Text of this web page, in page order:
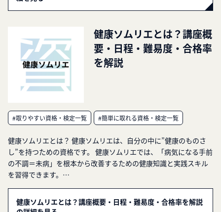
健康ソムリエとは？講座概
要・日程・難易度・合格率
を解説
#取りやすい資格・検定一覧 #簡単に取れる資格・検定一覧
健康ソムリエとは？ 健康ソムリエは、自分の中に”健康のものさ
し”を持つための資格です。 健康ソムリエでは、「病気になる手前
の不調＝未病」を根本から改善するための健康知識と実践スキル
を習得できます。…
健康ソムリエとは？講座概要・日程・難易度・合格率を解説